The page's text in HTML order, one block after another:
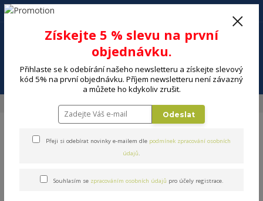
Menu
+420 602 494 600
Kultivátory
Získejte 5 % slevu na první
objednávku.
Přihlaste se k odebírání našeho newsletteru a získejte slevový
kód 5% na první objednávku. Příjem newsletteru není závazný
a můžete ho kdykoliv zrušit.
Odeslat
Přeji si odebírat novinky e-mailem dle podmínek zpracování osobních
údajů.
Souhlasím se zpracováním osobních údajů pro účely registrace.